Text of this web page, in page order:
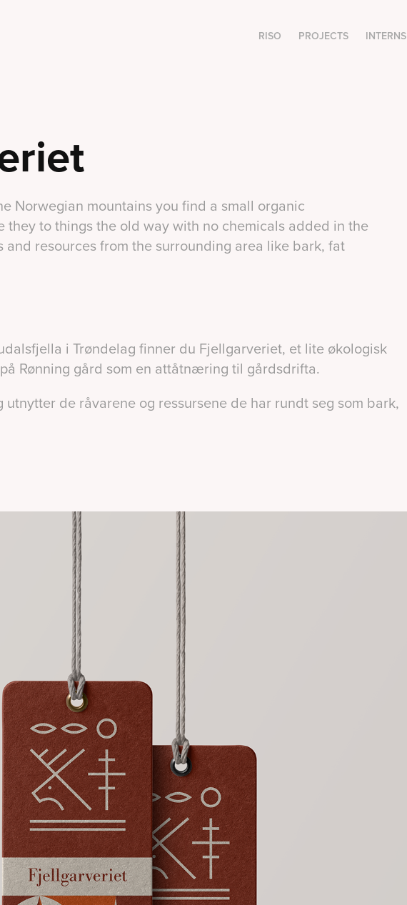
RISO PROJECTS INTERNS
Norwegian mountains you find a small organic
they to things the old way with no chemicals added in the
and resources from the surrounding area like bark, fat
i Trøndelag finner du Fjellgarveriet, et lite økologisk
Rønning gård som en attåtnæring til gårdsdrifta.
de råvarene og ressursene de har rundt seg som bark,